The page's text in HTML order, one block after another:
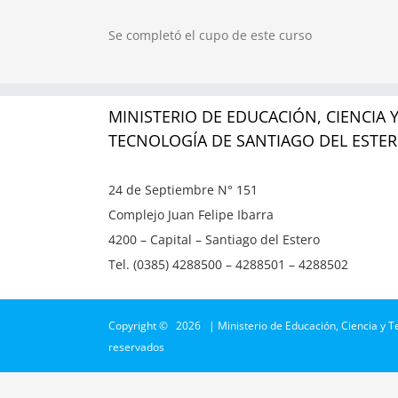
Se completó el cupo de este curso
MINISTERIO DE EDUCACIÓN, CIENCIA Y
TECNOLOGÍA DE SANTIAGO DEL
24 de Septiembre N° 151
Complejo Juan Felipe Ibarra
4200 – Capital – Santiago del Estero
Tel. (0385) 4288500 – 4288501 – 4288502
Copyright © 2026 | Ministerio de Educación, Ciencia y
reservados